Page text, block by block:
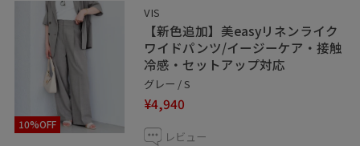
東京都立川市曙町2-1-1 4F
TEL: 042-528-6135
＿＿＿＿＿＿＿＿＿＿＿＿＿＿＿＿＿＿＿
10%OFF
VIS
【新色追加】美easyリネンライク
ワイドパンツ/イージーケア・接触
冷感・セットアップ対応
グレー / S
¥4,940
レビュー